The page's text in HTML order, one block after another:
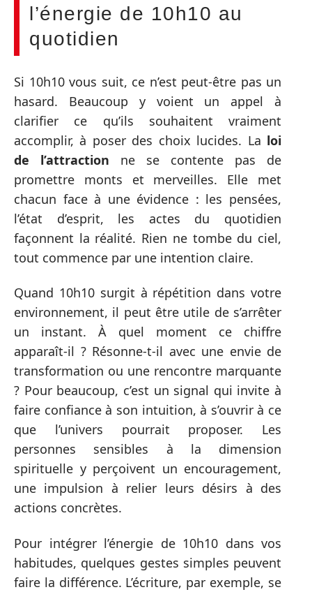
l’énergie de 10h10 au
quotidien
Si 10h10 vous suit, ce n’est peut-être pas un
hasard. Beaucoup y voient un appel à
clarifier ce qu’ils souhaitent vraiment
accomplir, à poser des choix lucides. La loi
de l’attraction ne se contente pas de
promettre monts et merveilles. Elle met
chacun face à une évidence : les pensées,
l’état d’esprit, les actes du quotidien
façonnent la réalité. Rien ne tombe du ciel,
tout commence par une intention claire.
Quand 10h10 surgit à répétition dans votre
environnement, il peut être utile de s’arrêter
un instant. À quel moment ce chiffre
apparaît-il ? Résonne-t-il avec une envie de
transformation ou une rencontre marquante
? Pour beaucoup, c’est un signal qui invite à
faire confiance à son intuition, à s’ouvrir à ce
que l’univers pourrait proposer. Les
personnes sensibles à la dimension
spirituelle y perçoivent un encouragement,
une impulsion à relier leurs désirs à des
actions concrètes.
Pour intégrer l’énergie de 10h10 dans vos
habitudes, quelques gestes simples peuvent
faire la différence. L’écriture, par exemple, se